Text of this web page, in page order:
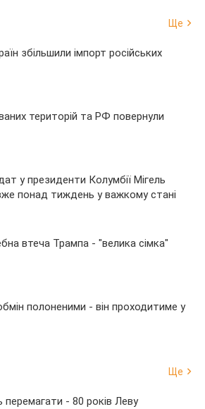
Ще
збільшили імпорт російських
територій та РФ повернули
у президенти Колумбії Мігель
понад тиждень у важкому стані
втеча Трампа - "велика сімка"
полоненими - він проходитиме у
Ще
перемагати - 80 років Леву